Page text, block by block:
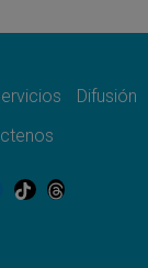
Calapán
de una
Difusión